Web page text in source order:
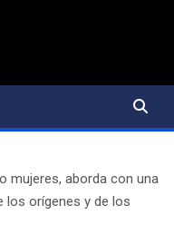
mujeres, aborda con una
los orígenes y de los